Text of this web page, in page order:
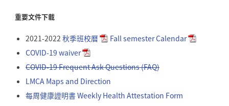
重要文件下載
2021-2022 秋季班校曆
Fall semester Calendar
COVID-19 waiver
COVID-19 Frequent Ask Questions (FAQ)
LMCA Maps and Direction
每周健康證明書 Weekly Health Attestation Form